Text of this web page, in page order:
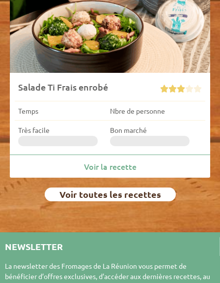
Salade Ti Frais enrobé 
Temps Nbre de personne
Très facile Bon marché
Voir la recette
Voir toutes les recettes
NEWSLETTER
La newsletter des Fromages de La Réunion vous permet de
bénéficier d’offres exclusives, d’accéder aux dernières recettes, au